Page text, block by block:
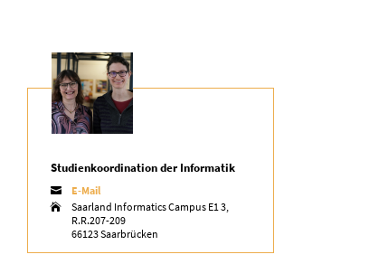
Studienkoordination der Informatik
 E-Mail

Saarland Informatics Campus E1 3,
R.R.207-209
66123 Saarbrücken